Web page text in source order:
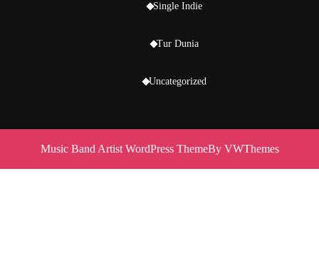
Single Indie
Tur Dunia
Uncategorized
Music Band Artist WordPress ThemeBy VWThemes